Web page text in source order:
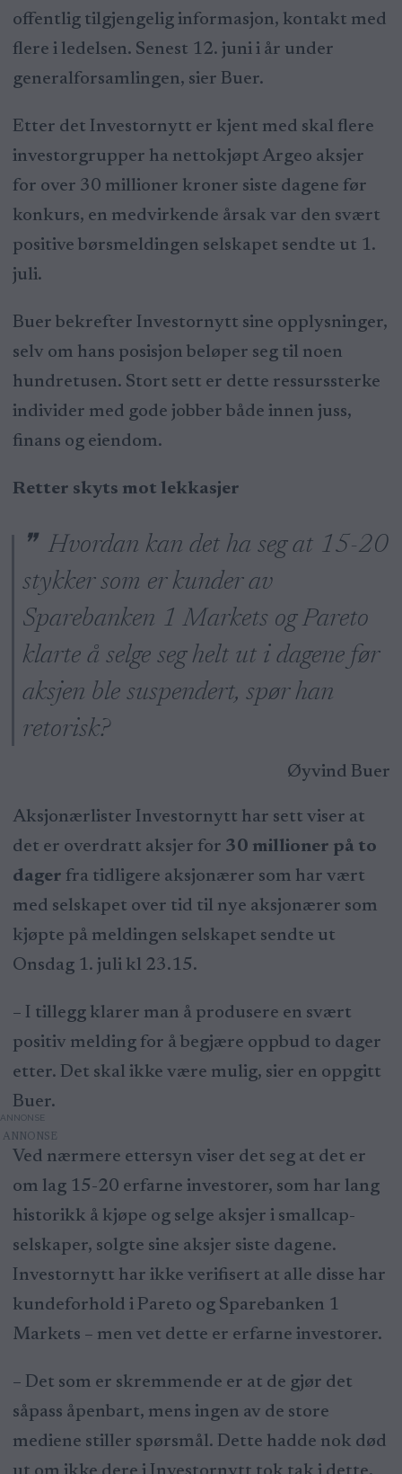
offentlig tilgjengelig informasjon, kontakt med
flere i ledelsen. Senest 12. juni i år under
generalforsamlingen, sier Buer.
Etter det Investornytt er kjent med skal flere
investorgrupper ha nettokjøpt Argeo aksjer
for over 30 millioner kroner siste dagene før
konkurs, en medvirkende årsak var den svært
positive børsmeldingen selskapet sendte ut 1.
juli.
Buer bekrefter Investornytt sine opplysninger,
selv om hans posisjon beløper seg til noen
hundretusen. Stort sett er dette ressurssterke
individer med gode jobber både innen juss,
finans og eiendom.
Retter skyts mot lekkasjer
Hvordan kan det ha seg at 15-20
stykker som er kunder av
Sparebanken 1 Markets og Pareto
klarte å selge seg helt ut i dagene før
aksjen ble suspendert, spør han
retorisk?
Øyvind Buer
Aksjonærlister Investornytt har sett viser at
det er overdratt aksjer for 30 millioner på to
dager fra tidligere aksjonærer som har vært
med selskapet over tid til nye aksjonærer som
kjøpte på meldingen selskapet sendte ut
Onsdag 1. juli kl 23.15.
– I tillegg klarer man å produsere en svært
positiv melding for å begjære oppbud to dager
etter. Det skal ikke være mulig, sier en oppgitt
Buer.
ANNONSE
Ved nærmere ettersyn viser det seg at det er
om lag 15-20 erfarne investorer, som har lang
historikk å kjøpe og selge aksjer i smallcap-
selskaper, solgte sine aksjer siste dagene.
Investornytt har ikke verifisert at alle disse har
kundeforhold i Pareto og Sparebanken 1
Markets – men vet dette er erfarne investorer.
– Det som er skremmende er at de gjør det
såpass åpenbart, mens ingen av de store
mediene stiller spørsmål. Dette hadde nok død